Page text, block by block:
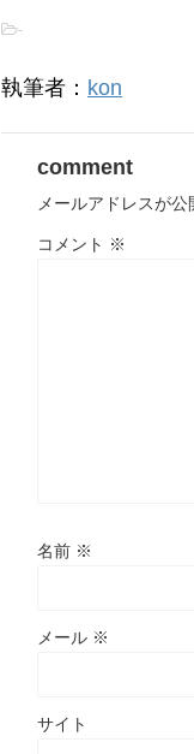
-
執筆者： kon
comment
メールアドレスが公
コメント ※
名前 ※
メール ※
サイト